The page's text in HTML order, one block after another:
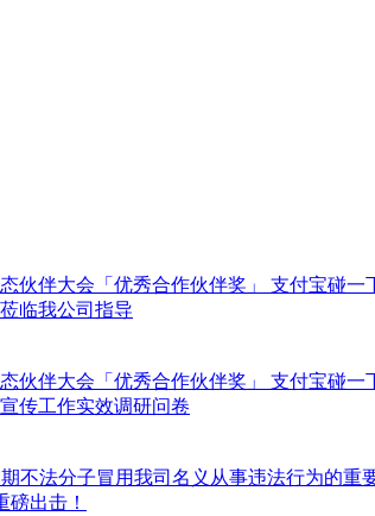
伙伴大会「优秀合作伙伴奖」 支付宝碰一
临我公司指导
伙伴大会「优秀合作伙伴奖」 支付宝碰一
传工作实效调研问卷
不法分子冒用我司名义从事违法行为的重
磅出击！